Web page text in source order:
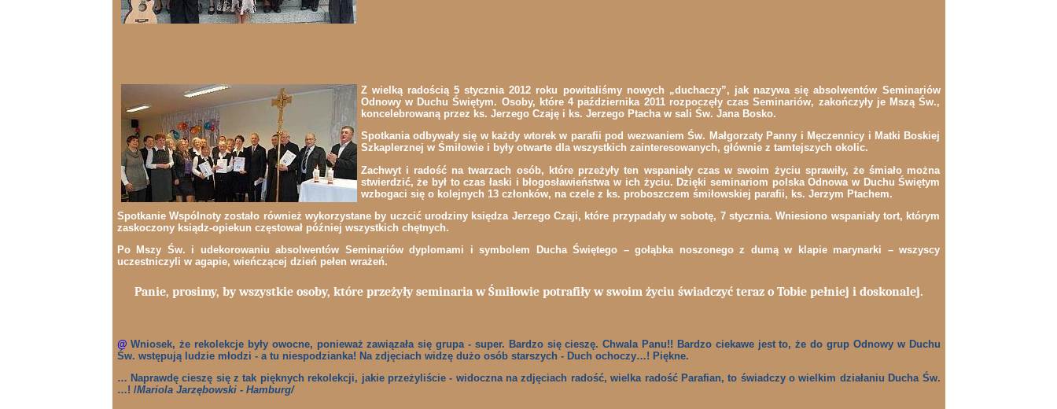
Z wielką radością 5 stycznia 2012 roku powitaliśmy nowych „duchaczy”, jak nazywa się absolwentów Seminariów
Odnowy w Duchu Świętym. Osoby, które 4 października 2011 rozpoczęły czas Seminariów, zakończyły je Mszą Św.,
koncelebrowaną przez ks. Jerzego Czaję i ks. Jerzego Ptacha w sali Św. Jana Bosko.
Spotkania odbywały się w każdy wtorek w parafii pod wezwaniem Św. Małgorzaty Panny i Męczennicy i Matki Boskiej
Szkaplerznej w Śmiłowie i były otwarte dla wszystkich zainteresowanych, głównie z tamtejszych okolic.
Zachwyt i radość na twarzach osób, które przeżyły ten wspaniały czas w swoim życiu sprawiły, że śmiało można
stwierdzić, że był to czas łaski i błogosławieństwa w ich życiu. Dzięki seminariom polska Odnowa w Duchu Świętym
wzbogaci się o kolejnych 13 członków, na czele z ks. proboszczem śmiłowskiej parafii, ks. Jerzym Ptachem.
Spotkanie Wspólnoty zostało również wykorzystane by uczcić urodziny księdza Jerzego Czaji, które przypadały w sobotę, 7 stycznia. Wniesiono wspaniały tort, którym
zaskoczony ksiądz-opiekun częstował później wszystkich chętnych.
Po Mszy Św. i udekorowaniu absolwentów Seminariów dyplomami i symbolem Ducha Świętego – gołąbka noszonego z dumą w klapie marynarki – wszyscy
uczestniczyli w agapie, wieńczącej dzień pełen wrażeń.
Panie, prosimy, by wszystkie osoby, które przeżyły seminaria w Śmiłowie potrafiły w swoim życiu świadczyć teraz o Tobie pełniej i doskonalej.
@Wniosek, że rekolekcje były owocne, ponieważ zawiązała się grupa - super. Bardzo się cieszę. Chwala Panu!! Bardzo ciekawe jest to, że do grup Odnowy w Duchu
Św. wstępują ludzie młodzi - a tu niespodzianka! Na zdjęciach widzę dużo osób starszych - Duch ochoczy…! Piękne.
… Naprawdę cieszę się z tak pięknych rekolekcji, jakie przeżyliście - widoczna na zdjęciach radość, wielka radość Parafian, to świadczy o wielkim działaniu Ducha Św.
…! /Mariola Jarzębowski - Hamburg/